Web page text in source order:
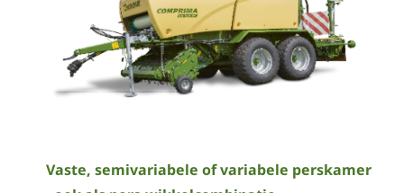
Vaste, semivariabele of variabele perskamer